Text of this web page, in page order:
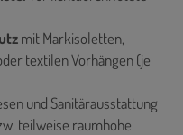
mit Markisoletten,
textilen Vorhängen (je
und Sanitärausstattung
teilweise raumhohe